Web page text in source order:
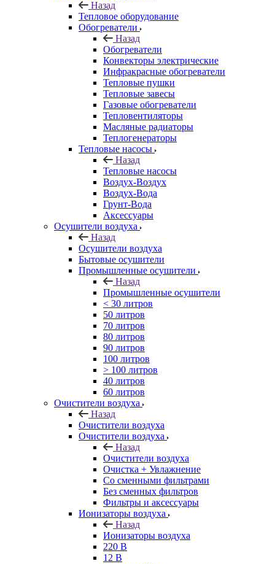
Назад
Тепловое оборудование
Обогреватели
Назад
Обогреватели
Конвекторы электрические
Инфракрасные обогреватели
Тепловые пушки
Тепловые завесы
Газовые обогреватели
Тепловентиляторы
Масляные радиаторы
Теплогенераторы
Тепловые насосы
Назад
Тепловые насосы
Воздух-Воздух
Воздух-Вода
Грунт-Вода
Аксессуары
Осушители воздуха
Назад
Осушители воздуха
Бытовые осушители
Промышленные осушители
Назад
Промышленные осушители
< 30 литров
50 литров
70 литров
80 литров
90 литров
100 литров
> 100 литров
40 литров
60 литров
Очистители воздуха
Назад
Очистители воздуха
Очистители воздуха
Назад
Очистители воздуха
Очистка + Увлажнение
Cо сменными фильтрами
Без сменных фильтров
Фильтры и аксессуары
Ионизаторы воздуха
Назад
Ионизаторы воздуха
220 В
12 В